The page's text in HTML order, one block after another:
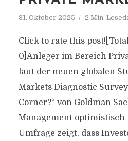
31. Oktober 2025 2 Min.
Click to rate this
0]Anleger im Bereich
laut der neuen globalen
Markets Diagnostic
Corner?“ von Goldman
Management optimistisch
Umfrage zeigt, dass